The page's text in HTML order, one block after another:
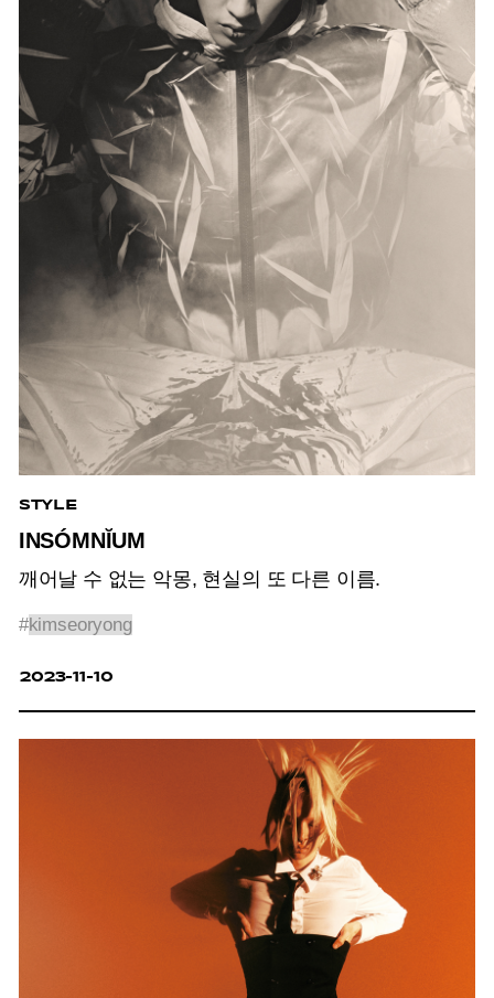
STYLE
INSÓMNĬUM
깨어날 수 없는 악몽, 현실의 또 다른 이름.
#kimseoryong
2023-11-10